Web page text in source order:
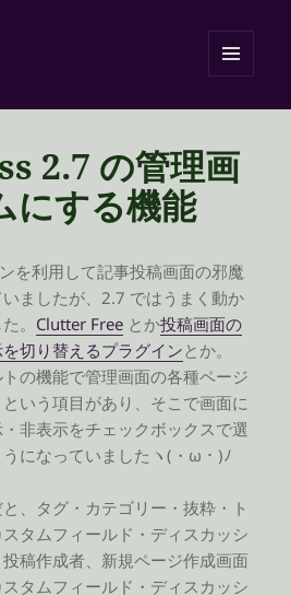
ーとウ
2.7 の管理画
にする機能
を利用して記事投稿画面の邪魔
ましたが、2.7 ではうまく動か
。 Clutter Free とか投稿画面の
切り替えるプラグインとか。
の機能で管理画面の各種ページ
いう項目があり、そこで画面に
非表示をチェックボックスで選
になっていましたヽ(・ω・)ﾉ
、タグ・カテゴリー・抜粋・ト
タムフィールド・ディスカッシ
稿作成者、新規ページ作成画面
タムフィールド・ディスカッシ